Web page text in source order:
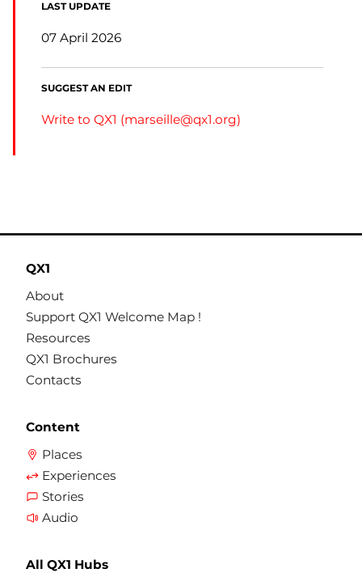
LAST UPDATE
07 April 2026
SUGGEST AN EDIT
Write to QX1 (marseille@qx1.org)
QX1
About
Support QX1 Welcome Map !
Resources
QX1 Brochures
Contacts
Content
Places
Experiences
Stories
Audio
All QX1 Hubs